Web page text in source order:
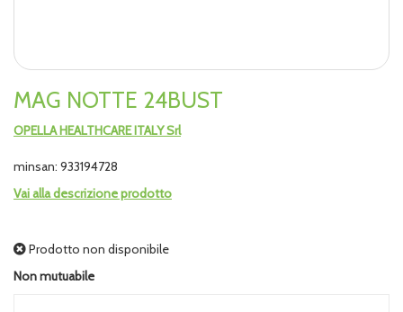
MAG NOTTE 24BUST
OPELLA HEALTHCARE ITALY Srl
minsan: 933194728
Vai alla descrizione prodotto
Prodotto non disponibile
Non mutuabile